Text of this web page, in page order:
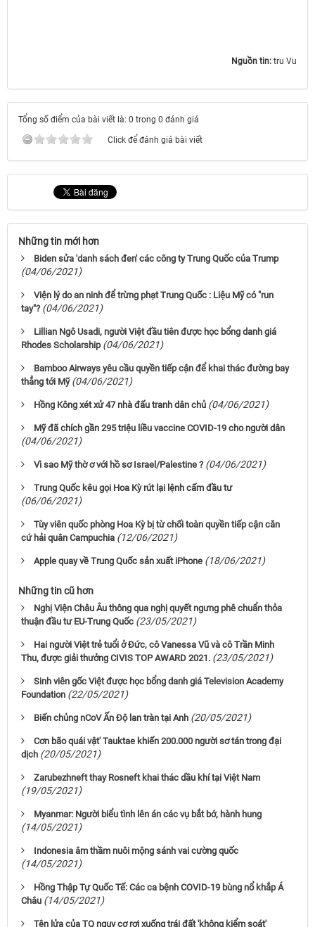
Nguồn tin: tru Vu
Tổng số điểm của bài viết là: 0 trong 0 đánh giá
Click để đánh giá bài viết
Những tin mới hơn
Biden sửa 'danh sách đen' các công ty Trung Quốc của Trump
(04/06/2021)
Viện lý do an ninh để trừng phạt Trung Quốc : Liệu Mỹ có "run
tay"? (04/06/2021)
Lillian Ngô Usadi, người Việt đầu tiên được học bổng danh giá
Rhodes Scholarship (04/06/2021)
Bamboo Airways yêu cầu quyền tiếp cận để khai thác đường bay
thẳng tới Mỹ (04/06/2021)
Hồng Kông xét xử 47 nhà đấu tranh dân chủ (04/06/2021)
Mỹ đã chích gần 295 triệu liều vaccine COVID-19 cho người dân
(04/06/2021)
Vì sao Mỹ thờ ơ với hồ sơ Israel/Palestine ? (04/06/2021)
Trung Quốc kêu gọi Hoa Kỳ rút lại lệnh cấm đầu tư
(06/06/2021)
Tùy viên quốc phòng Hoa Kỳ bị từ chối toàn quyền tiếp cận căn
cứ hải quân Campuchia (12/06/2021)
Apple quay về Trung Quốc sản xuất iPhone (18/06/2021)
Những tin cũ hơn
Nghị Viện Châu Âu thông qua nghị quyết ngưng phê chuẩn thỏa
thuận đầu tư EU-Trung Quốc (23/05/2021)
Hai người Việt trẻ tuổi ở Đức, cô Vanessa Vũ và cô Trần Minh
Thu, được giải thưởng CIVIS TOP AWARD 2021. (23/05/2021)
Sinh viên gốc Việt được học bổng danh giá Television Academy
Foundation (22/05/2021)
Biến chủng nCoV Ấn Độ lan tràn tại Anh (20/05/2021)
Cơn bão quái vật' Tauktae khiến 200.000 người sơ tán trong đại
dịch (20/05/2021)
Zarubezhneft thay Rosneft khai thác dầu khí tại Việt Nam
(19/05/2021)
Myanmar: Người biểu tình lên án các vụ bắt bớ, hành hung
(14/05/2021)
Indonesia âm thầm nuôi mộng sánh vai cường quốc
(14/05/2021)
Hồng Thập Tự Quốc Tế: Các ca bệnh COVID-19 bùng nổ khắp Á
Châu (14/05/2021)
Tên lửa của TQ nguy cơ rơi xuống trái đất 'không kiểm soát'